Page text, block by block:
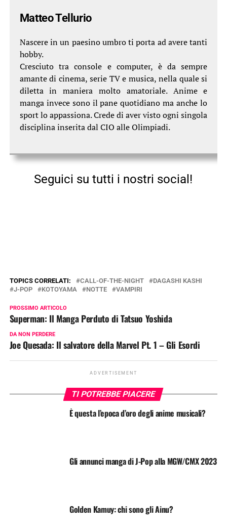
Matteo Tellurio
Nascere in un paesino umbro ti porta ad avere tanti
hobby.
Cresciuto tra console e computer, è da sempre
amante di cinema, serie TV e musica, nella quale si
diletta in maniera molto amatoriale. Anime e
manga invece sono il pane quotidiano ma anche lo
sport lo appassiona. Crede di aver visto ogni singola
disciplina inserita dal CIO alle Olimpiadi.
Seguici su tutti i nostri social!
TOPICS CORRELATI: CALL-OF-THE-NIGHT
DAGASHI KASHI
J-POP
KOTOYAMA NOTTE VAMPIRI
PROSSIMO ARTICOLO
Superman: Il Manga Perduto di Tatsuo Yoshida
DA NON PERDERE
Joe Quesada: Il salvatore della Marvel Pt. 1 – Gli Esordi
ADVERTISEMENT
TI POTREBBE PIACERE
È questa l’epoca d’oro degli anime musicali?
Gli annunci manga di J-Pop alla MGW/CMX 2023
Golden Kamuy: chi sono gli Ainu?